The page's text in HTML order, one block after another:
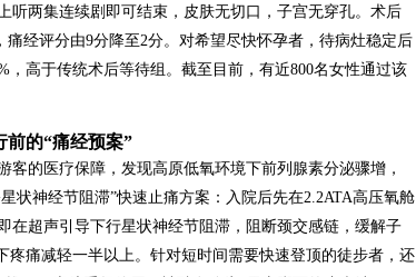
听两集连续剧即可结束，皮肤无切口，子宫无穿孔。术后
经评分由9分降至2分。对希望尽快怀孕者，待病灶稳定后
高于传统术后等待组。截至目前，有近800名女性通过该
前的“痛经预案”
的医疗保障，发现高原低氧环境下前列腺素分泌骤增，
状神经节阻滞”快速止痛方案：入院后先在2.2ATA高压氧舱
在超声引导下行星状神经节阻滞，阻断颈交感链，缓解子
疼痛减轻一半以上。针对短时间需要快速登顶的徒步者，还